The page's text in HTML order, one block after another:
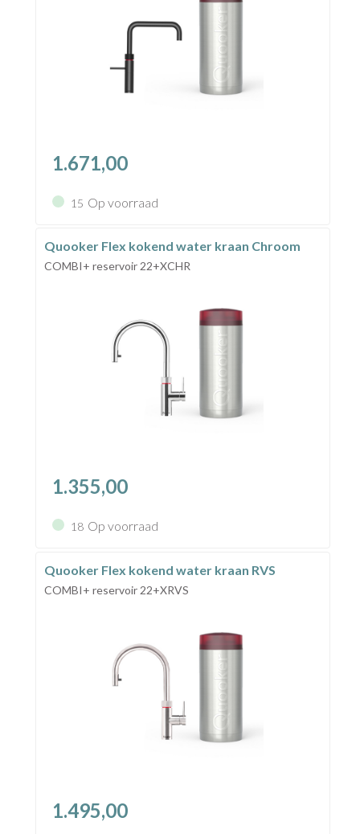
1.671,00
15 Op voorraad
Quooker Flex kokend water kraan Chroom
COMBI+ reservoir 22+XCHR
1.355,00
18 Op voorraad
Quooker Flex kokend water kraan RVS
COMBI+ reservoir 22+XRVS
1.495,00